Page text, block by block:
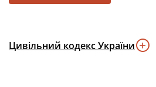
Цивільний кодекс України